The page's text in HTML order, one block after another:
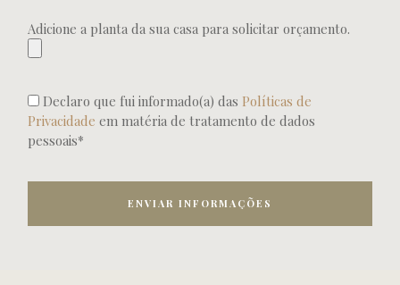
Adicione a planta da sua casa para solicitar orçamento.
Declaro que fui informado(a) das Políticas de
Privacidadeem matéria de tratamento de dados
pessoais*
ENVIAR INFORMAÇÕES